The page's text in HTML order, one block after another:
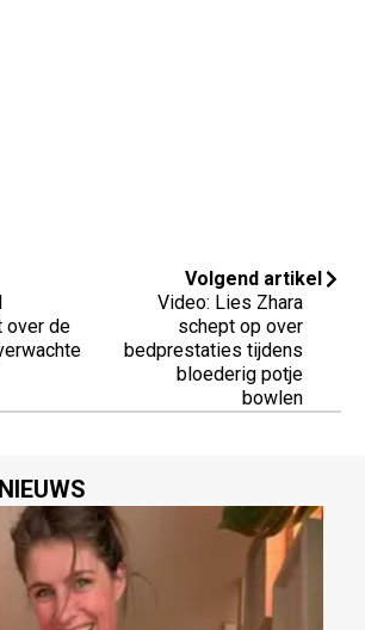
over de
Volgend artikel
Video: Lies Zhara
schept op over
bedprestaties tijdens
bloederig potje
bowlen